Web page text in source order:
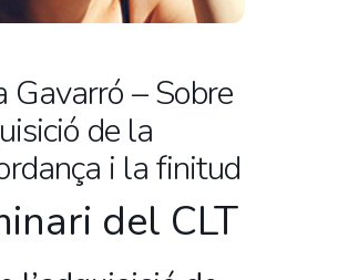
Gavarró – Sobre
de la
i la finitud
del CLT